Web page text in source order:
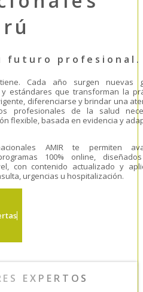
futuro
Cada año surgen nuevas
estándares que transforman la
diferenciarse y brindar una
profesionales de la salud
flexible, basada en evidencia y
AMIR te permiten
100% online,
con contenido actualizado y
urgencias u hospitalización.
EXPERTOS